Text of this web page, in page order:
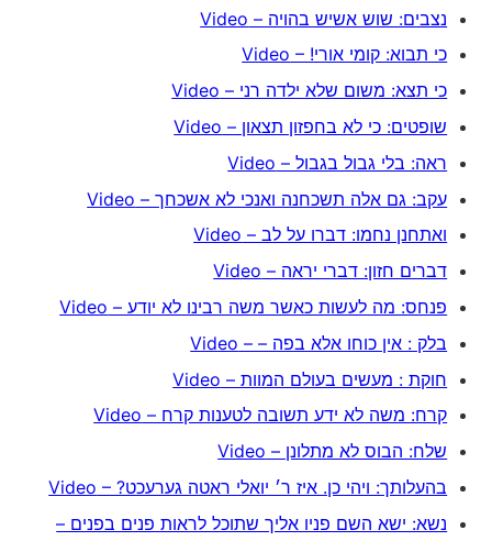
נצבים: שוש אשיש בהויה – Video
כי תבוא: קומי אורי! – Video
כי תצא: משום שלא ילדה רני – Video
שופטים: כי לא בחפזון תצאון – Video
ראה: בלי גבול בגבול – Video
עקב: גם אלה תשכחנה ואנכי לא אשכחך – Video
ואתחנן נחמו: דברו על לב – Video
דברים חזון: דברי יראה – Video
פנחס: מה לעשות כאשר משה רבינו לא יודע – Video
בלק : אין כוחו אלא בפה – – Video
חוקת : מעשים בעולם המוות – Video
קרח: משה לא ידע תשובה לטענות קרח – Video
שלח: הבוס לא מתלונן – Video
בהעלותך: ויהי כן. איז ר׳ יואלי ראטה גערעכט? – Video
נשא: ישא השם פניו אליך שתוכל לראות פנים בפנים –